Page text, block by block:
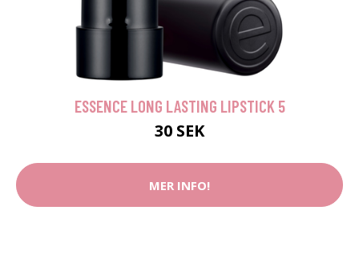
ESSENCE LONG LASTING LIPSTICK 5
30 SEK
MER INFO!